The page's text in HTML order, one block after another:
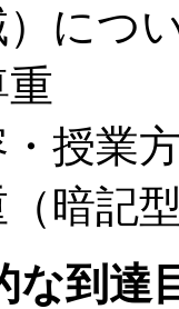
につ
授業
暗記
な到達